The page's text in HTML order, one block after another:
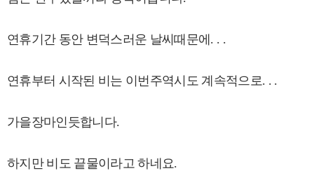
연휴기간 동안 변덕스러운 날씨때문에. . .
연휴부터 시작된 비는 이번주역시도 계속적으로. . .
가을장마인듯합니다.
하지만 비도 끝물이라고 하네요.